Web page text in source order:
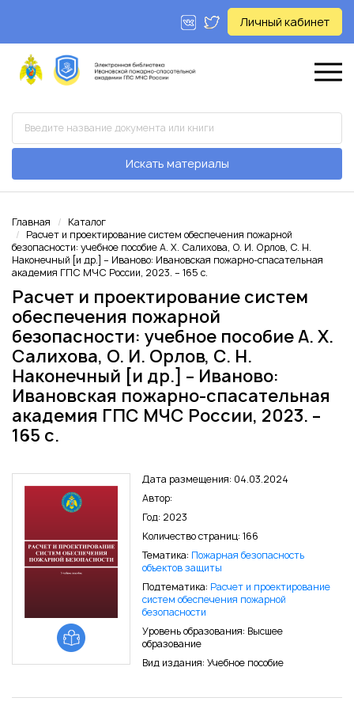
Личный кабинет
Искать материалы
Главная
Каталог
Расчет и проектирование систем обеспечения пожарной
безопасности: учебное пособие А. Х. Салихова, О. И. Орлов, С. Н.
Наконечный [и др.] – Иваново: Ивановская пожарно-спасательная
академия ГПС МЧС России, 2023. – 165 с.
Расчет и проектирование систем
обеспечения пожарной
безопасности: учебное пособие А. Х.
Салихова, О. И. Орлов, С. Н.
Наконечный [и др.] – Иваново:
Ивановская пожарно-спасательная
академия ГПС МЧС России, 2023. –
165 с.
Дата размещения: 04.03.2024
Автор:
Год: 2023
Количество страниц: 166
Тематика: Пожарная безопасность
объектов защиты
Подтематика: Расчет и проектирование
систем обеспечения пожарной
безопасности
Уровень образования: Высшее
образование
Вид издания: Учебное пособие